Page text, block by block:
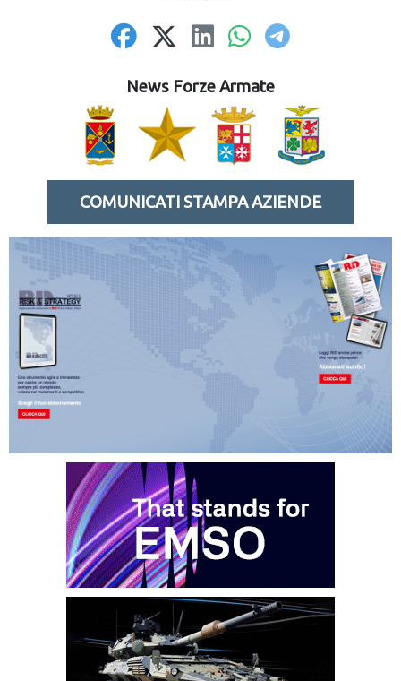
News Forze Armate
COMUNICATI STAMPA AZIENDE